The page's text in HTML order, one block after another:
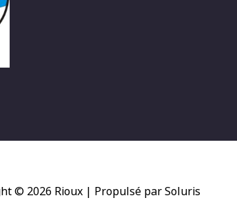
© 2026 Rioux| Propulsé par Soluris